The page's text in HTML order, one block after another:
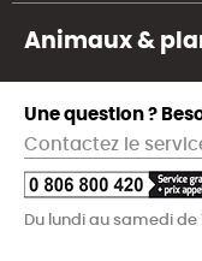
Animaux &
Une question ?
Contactez le
Du lundi au samedi de